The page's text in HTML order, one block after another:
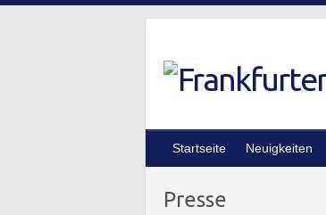
Startseite Neuigkeiten
Presse